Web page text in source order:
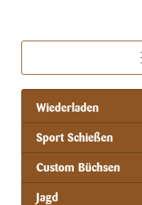
Wiederladen
Sport Schießen
Custom Büchsen
Jagd